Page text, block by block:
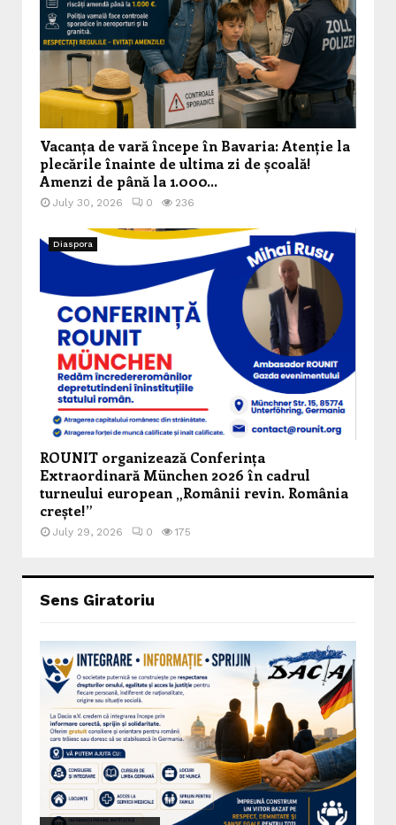
Vacanța de vară începe în Bavaria: Atenție la
plecările înainte de ultima zi de școală!
Amenzi de până la 1.000...
July 30, 2026 0 236
Diaspora
ROUNIT organizează Conferința
Extraordinară München 2026 în cadrul
turneului european „Românii revin. România
crește!”
July 29, 2026 0 175
Sens Giratoriu